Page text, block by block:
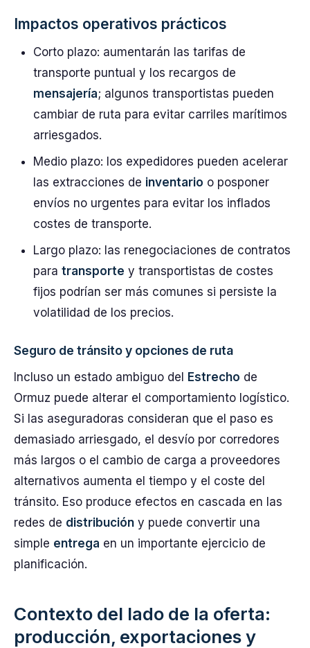
Impactos operativos prácticos
Corto plazo: aumentarán las tarifas de
transporte puntual y los recargos de
mensajería; algunos transportistas pueden
cambiar de ruta para evitar carriles marítimos
arriesgados.
Medio plazo: los expedidores pueden acelerar
las extracciones de inventario o posponer
envíos no urgentes para evitar los inflados
costes de transporte.
Largo plazo: las renegociaciones de contratos
para transporte y transportistas de costes
fijos podrían ser más comunes si persiste la
volatilidad de los precios.
Seguro de tránsito y opciones de ruta
Incluso un estado ambiguo del Estrecho de
Ormuz puede alterar el comportamiento logístico.
Si las aseguradoras consideran que el paso es
demasiado arriesgado, el desvío por corredores
más largos o el cambio de carga a proveedores
alternativos aumenta el tiempo y el coste del
tránsito. Eso produce efectos en cascada en las
redes de distribución y puede convertir una
simple entrega en un importante ejercicio de
planificación.
Contexto del lado de la oferta:
producción, exportaciones y